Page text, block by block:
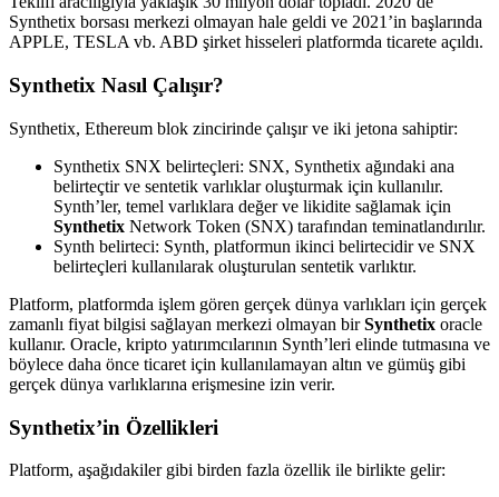
Synthetix borsası merkezi olmayan hale geldi ve 2021’in başlarında
APPLE, TESLA vb. ABD şirket hisseleri platformda ticarete açıldı.
Synthetix Nasıl Çalışır?
Synthetix, Ethereum blok zincirinde çalışır ve iki jetona sahiptir:
Synthetix SNX belirteçleri: SNX, Synthetix ağındaki ana
belirteçtir ve sentetik varlıklar oluşturmak için kullanılır.
Synth’ler, temel varlıklara değer ve likidite sağlamak için
Synthetix Network Token (SNX) tarafından teminatlandırılır.
Synth belirteci: Synth, platformun ikinci belirtecidir ve SNX
belirteçleri kullanılarak oluşturulan sentetik varlıktır.
Platform, platformda işlem gören gerçek dünya varlıkları için gerçek
zamanlı fiyat bilgisi sağlayan merkezi olmayan birSynthetix oracle
kullanır. Oracle, kripto yatırımcılarının Synth’leri elinde tutmasına ve
böylece daha önce ticaret için kullanılamayan altın ve gümüş gibi
gerçek dünya varlıklarına erişmesine izin verir.
Synthetix’in Özellikleri
Platform, aşağıdakiler gibi birden fazla özellik ile birlikte gelir: